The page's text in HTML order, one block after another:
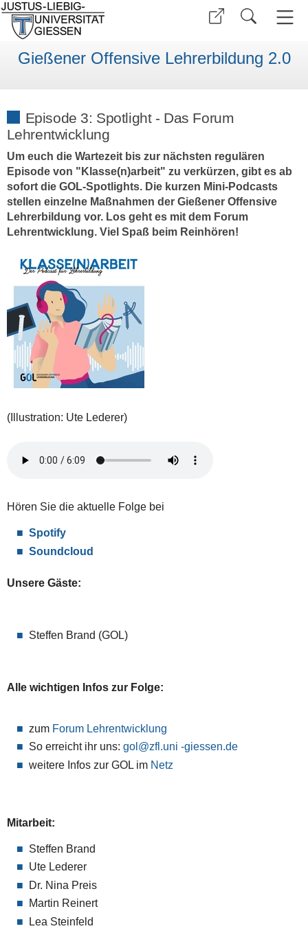
Gießener Offensive Lehrerbildung 2.0
Episode 3: Spotlight - Das Forum
Lehrentwicklung
Um euch die Wartezeit bis zur nächsten regulären
Episode von "Klasse(n)arbeit" zu verkürzen, gibt es ab
sofort die GOL-Spotlights. Die kurzen Mini-Podcasts
stellen einzelne Maßnahmen der Gießener Offensive
Lehrerbildung vor. Los geht es mit dem Forum
Lehrentwicklung. Viel Spaß beim Reinhören!
(Illustration: Ute Lederer)
Hören Sie die aktuelle Folge bei
Spotify
Soundcloud
Unsere Gäste:
Steffen Brand (GOL)
Alle wichtigen Infos zur Folge:
zum Forum Lehrentwicklung
So erreicht ihr uns: gol
weitere Infos zur GOL im Netz
Mitarbeit:
Steffen Brand
Ute Lederer
Dr. Nina Preis
Martin Reinert
Lea Steinfeld